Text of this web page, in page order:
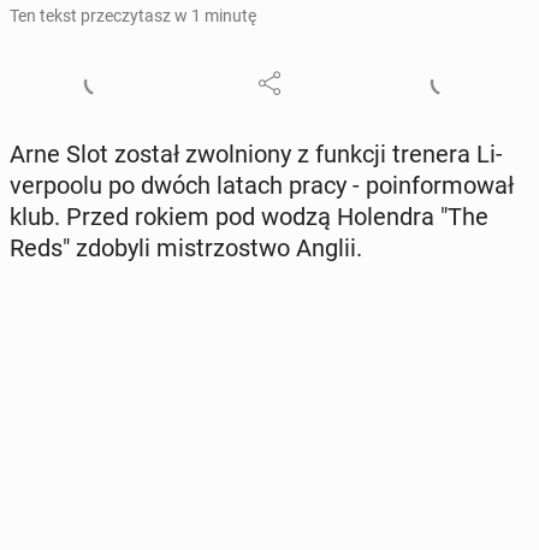
Ten tekst przeczytasz w 1 minutę
Arne Slot został zwol­nio­ny z funkcji trenera Li­
ver­po­olu po dwóch latach pracy - po­in­for­mo­wał
klub. Przed rokiem pod wodzą Ho­len­dra "The
Reds" zdobyli mi­strzo­stwo Anglii.